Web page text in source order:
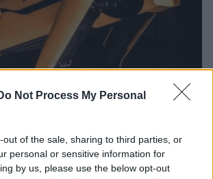
Not Process My Personal
out of the sale, sharing to third parties, or
personal or sensitive information for
by us, please use the below opt-out